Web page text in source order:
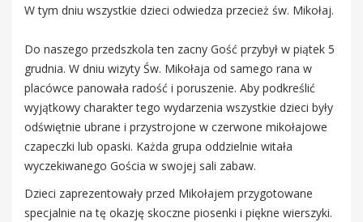
W tym dniu wszystkie dzieci odwiedza przecież św. Mikołaj.
Do naszego przedszkola ten zacny Gość przybył w piątek 5
grudnia. W dniu wizyty Św. Mikołaja od samego rana w
placówce panowała radość i poruszenie. Aby podkreślić
wyjątkowy charakter tego wydarzenia wszystkie dzieci były
odświętnie ubrane i przystrojone w czerwone mikołajowe
czapeczki lub opaski. Każda grupa oddzielnie witała
wyczekiwanego Gościa w swojej sali zabaw.
Dzieci zaprezentowały przed Mikołajem przygotowane
specjalnie na tę okazję skoczne piosenki i piękne wierszyki.